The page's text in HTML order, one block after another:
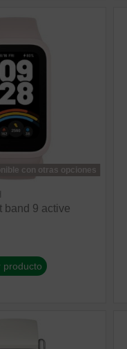
con otras opciones
band 9 active
producto